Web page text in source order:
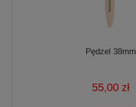
Pędzel 38mm
55,00 zł